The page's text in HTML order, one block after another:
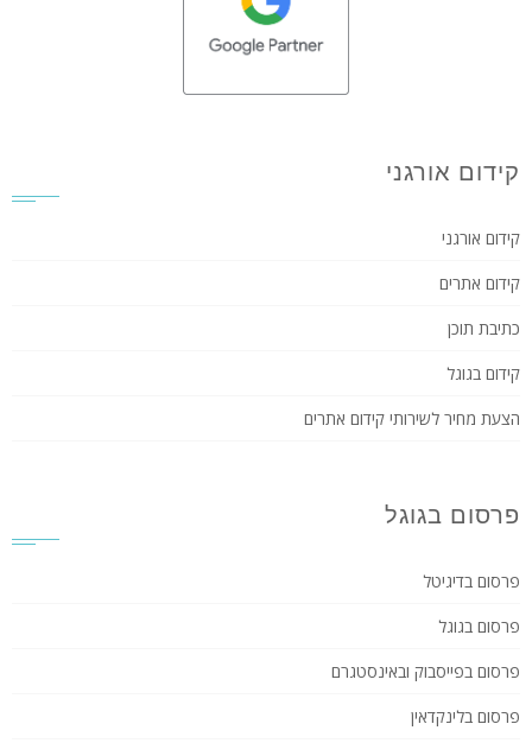
קידום אורגני
קידום אורגני
קידום אתרים
כתיבת תוכן
קידום בגוגל
הצעת מחיר לשירותי קידום אתרים
פרסום בגוגל
פרסום בדיגיטל
פרסום בגוגל
פרסום בפייסבוק ובאינסטגרם
פרסום בלינקדאין